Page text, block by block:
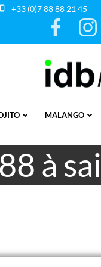
+33 (0)7 88 88 21 45
MALANGO
à